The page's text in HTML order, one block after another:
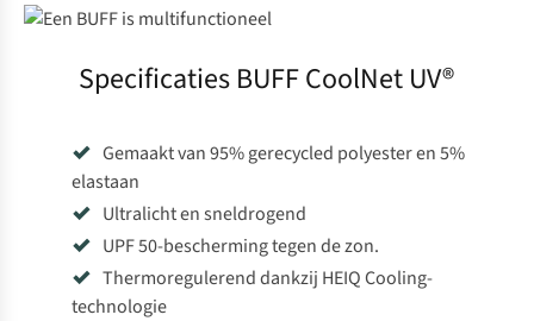
Specificaties BUFF CoolNet UV®
Gemaakt van 95% gerecycled polyester en 5%
elastaan
Ultralicht en sneldrogend
UPF 50-bescherming tegen de zon.
Thermoregulerend dankzij HEIQ Cooling-
technologie